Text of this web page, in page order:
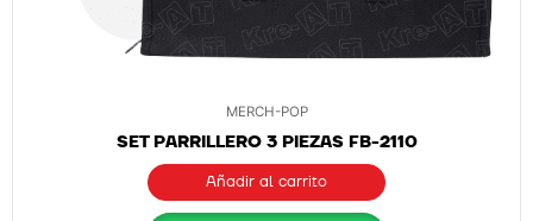
MERCH-POP
SET PARRILLERO 3 PIEZAS FB-2110
Añadir al carrito